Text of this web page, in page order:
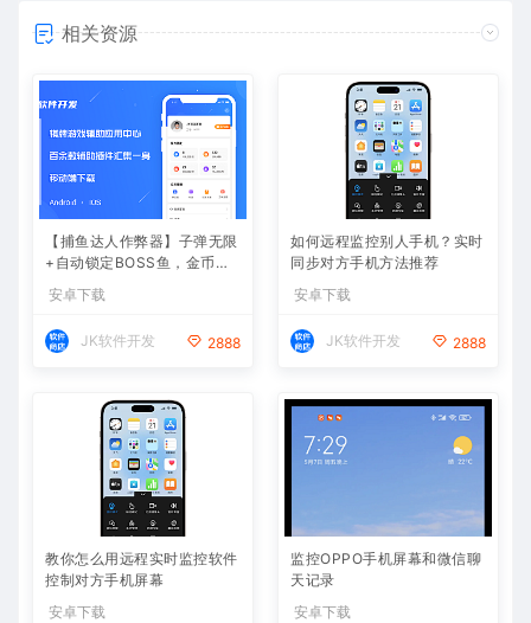
相关资源
【捕鱼达人作弊器】子弹无限
+自动锁定BOSS鱼，金币爆
安卓下载
JK软件开发 2888
如何远程监控别人手机？实时
同步对方手机方法推荐
安卓下载
JK软件开发 2888
教你怎么用远程实时监控软件
控制对方手机屏幕
安卓下载
监控OPPO手机屏幕和微信聊
天记录
安卓下载